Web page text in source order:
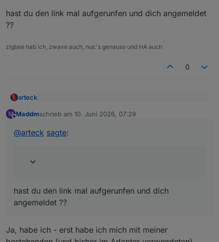
nachgewiesen und anschließen kann ich ein
(Filename:
ip), herunterladen lässt sie sich nicht
hast du den link mal aufgerunfen und dich angemeldet
??
zigbee hab ich, zwave auch, nuc's genauso und HA auch
0
arteck
??
M Maddmschrieb am 10. Juni 2026, 07:29
zuletzt editiert von
@arteck sagte:
hast du den link mal aufgerunfen und dich
angemeldet ??
Ja, habe ich - erst habe ich mich mit meiner